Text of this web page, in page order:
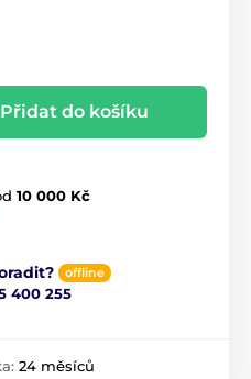
Přidat do košíku
10 000 Kč
offline
400 255
24 měsíců